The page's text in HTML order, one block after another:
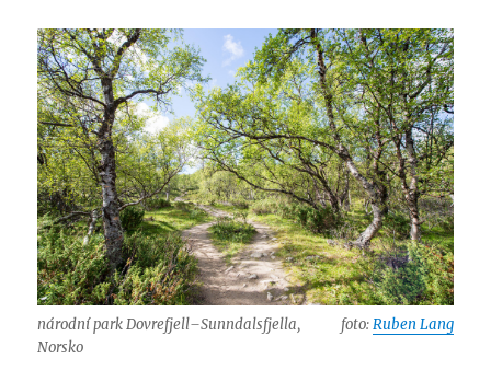
národní park Dovrefjell–Sunndalsfjella,
Norsko
foto:Ruben Lang